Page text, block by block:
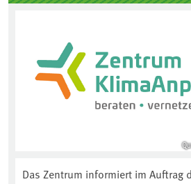
Das Zentrum informiert im Auftrag